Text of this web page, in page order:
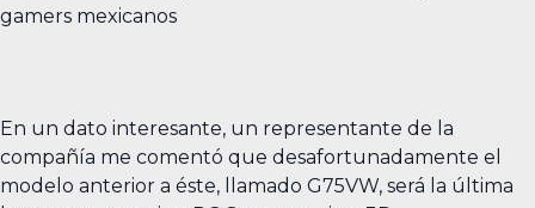
En un dato interesante, un representante de la
compañía me comentó que desafortunadamente el
modelo anterior a éste, llamado G75VW, será la última